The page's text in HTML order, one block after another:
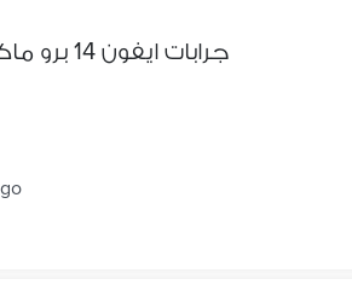
cover iphone 14 pro max جرابات ايفون 14 برو ماكس